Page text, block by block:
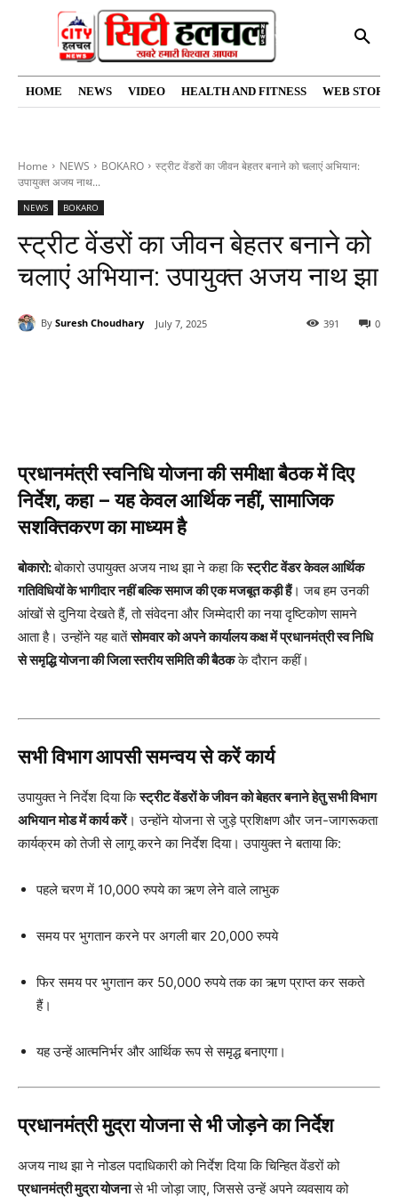
HOME NEWS VIDEO HEALTH AND FITNESS WEB
Home NEWS BOKARO
स्ट्रीट वेंडरों का जीवन बेहतर बनाने को चलाएं अभियान:
उपायुक्त अजय नाथ...
NEWS BOKARO
स्ट्रीट वेंडरों का जीवन बेहतर बनाने को
चलाएं अभियान: उपायुक्त अजय नाथ झा
By Suresh Choudhary July 7, 2025 0
391
प्रधानमंत्री स्वनिधि योजना की समीक्षा बैठक में दिए
निर्देश, कहा – यह केवल आर्थिक नहीं, सामाजिक
सशक्तिकरण का माध्यम है
बोकारो:बोकारो उपायुक्त अजय नाथ झा ने कहा किस्ट्रीट वेंडर केवल आर्थिक
गतिविधियों के भागीदार नहीं बल्कि समाज की एक मजबूत कड़ी हैं। जब हम उनकी
आंखों से दुनिया देखते हैं, तो संवेदना और जिम्मेदारी का नया दृष्टिकोण सामने
आता है। उन्होंने यह बातेंसोमवार को अपने कार्यालय कक्ष में प्रधानमंत्री स्व निधि
से समृद्धि योजना की जिला स्तरीय समिति की बैठकके दौरान कहीं।
सभी विभाग आपसी समन्वय से करें कार्य
उपायुक्त ने निर्देश दिया किस्ट्रीट वेंडरों के जीवन को बेहतर बनाने हेतु सभी विभाग
अभियान मोड में कार्य करें। उन्होंने योजना से जुड़े प्रशिक्षण और जन-जागरूकता
कार्यक्रम को तेजी से लागू करने का निर्देश दिया। उपायुक्त ने बताया कि:
पहले चरण में 10,000 रुपये का ऋण लेने वाले लाभुक
समय पर भुगतान करने पर अगली बार 20,000 रुपये
फिर समय पर भुगतान कर 50,000 रुपये तक का ऋण प्राप्त कर सकते
हैं।
यह उन्हें आत्मनिर्भर और आर्थिक रूप से समृद्ध बनाएगा।
प्रधानमंत्री मुद्रा योजना से भी जोड़ने का निर्देश
अजय नाथ झा ने नोडल पदाधिकारी को निर्देश दिया कि चिन्हित वेंडरों को
प्रधानमंत्री मुद्रा योजनासे भी जोड़ा जाए, जिससे उन्हें अपने व्यवसाय को